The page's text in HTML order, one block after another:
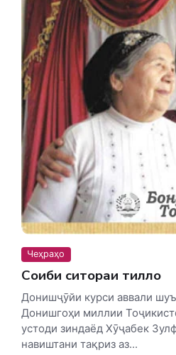
Чеҳраҳо
Соҳиби ситораи тилло
Донишҷӯйи курси аввали
Донишгоҳи миллии
устоди зиндаёд Хӯҷабек
навиштани тақриз аз...